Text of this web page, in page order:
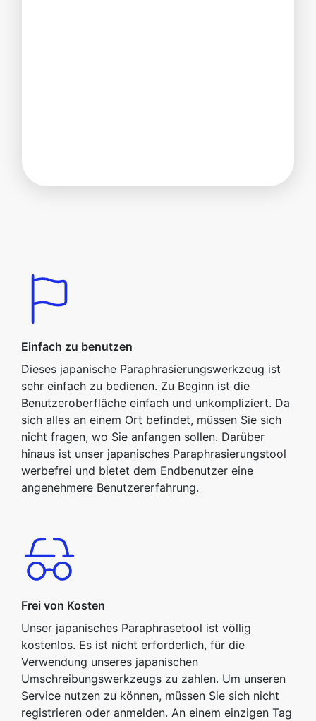
Einfach zu benutzen
Dieses japanische Paraphrasierungswerkzeug ist
sehr einfach zu bedienen. Zu Beginn ist die
Benutzeroberfläche einfach und unkompliziert. Da
sich alles an einem Ort befindet, müssen Sie sich
nicht fragen, wo Sie anfangen sollen. Darüber
hinaus ist unser japanisches Paraphrasierungstool
werbefrei und bietet dem Endbenutzer eine
angenehmere Benutzererfahrung.
Frei von Kosten
Unser japanisches Paraphrasetool ist völlig
kostenlos. Es ist nicht erforderlich, für die
Verwendung unseres japanischen
Umschreibungswerkzeugs zu zahlen. Um unseren
Service nutzen zu können, müssen Sie sich nicht
registrieren oder anmelden. An einem einzigen Tag